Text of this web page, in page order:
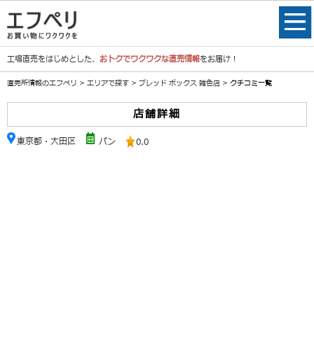
工場直売をはじめとした、 おトクでワクワクな直売情報をお届け！
直売所情報のエフペリ > エリアで探す > ブレッド ボックス 雑色店 > クチコミ一覧
店舗詳細
東京都・大田区 パン 0.0